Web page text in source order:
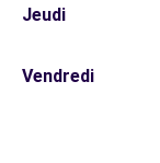
Jeudi
Vendredi